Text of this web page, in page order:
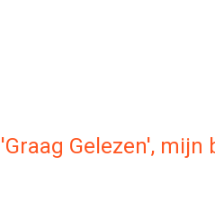
'Graag Gelezen', mijn